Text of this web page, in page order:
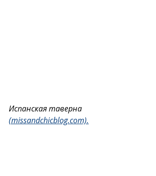
Испанская таверна
(missandchicblog.com).